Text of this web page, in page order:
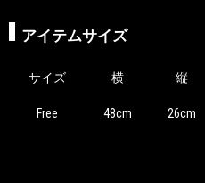
アイテムサイズ
サイズ 横 縦
Free 48cm 26cm